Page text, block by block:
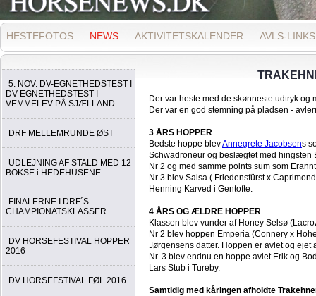
HESTEFOTOS NEWS AKTIVITETSKALENDER AVLS-LINKS
5. NOV. DV-EGNETHEDSTEST I
DV EGNETHEDSTEST I
VEMMELEV PÅ SJÆLLAND.
DRF MELLEMRUNDE ØST
UDLEJNING AF STALD MED 12
BOKSE i HEDEHUSENE
FINALERNE I DRF´S
CHAMPIONATSKLASSER
DV HORSEFESTIVAL HOPPER
2016
DV HORSEFSTIVAL FØL 2016
Der var heste med de skønneste udtryk
Der var en god stemning på pladsen -
3 ÅRS HOPPER
Bedste hoppe blevAnnegrete Jacobsens
Schwadroneur og beslægtet med hingsten
Nr 2 og med samme points sum som
Nr 3 blev Salsa ( Friedensfürst x
Henning Karved i Gentofte.
4 ÅRS OG ÆLDRE HOPPER
Klassen blev vunder af Honey Selsø
Nr 2 blev hoppen Emperia (Connery x
Jørgensens datter. Hoppen er avlet og ejet
Nr. 3 blev endnu en hoppe avlet Erik og
Lars Stub i Tureby.
Samtidig med kåringen afholdte